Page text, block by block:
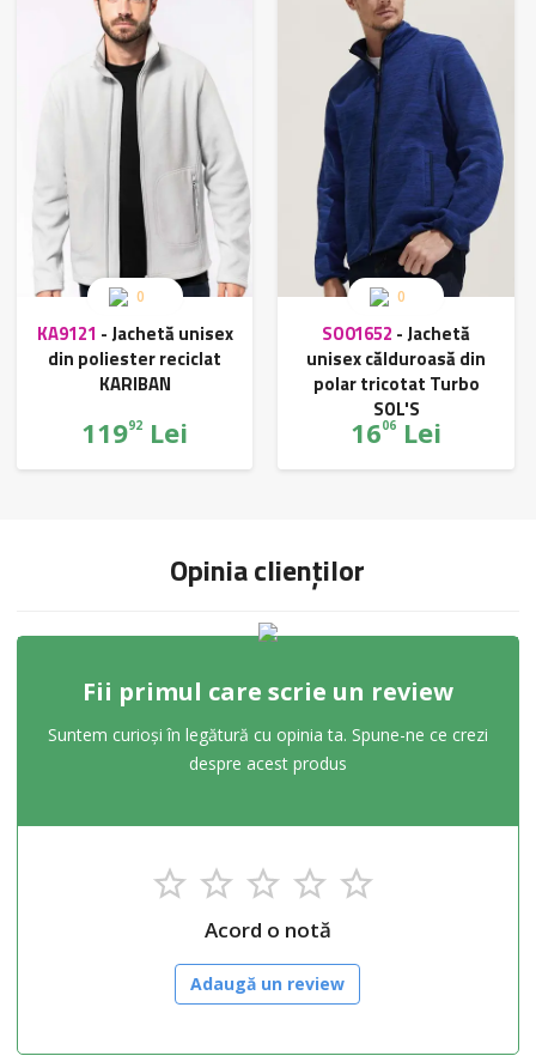
0
KA9121 -Jachetă unisex
din poliester reciclat
KARIBAN
11992 Lei
0
SO01652 -Jachetă
unisex călduroasă din
polar tricotat Turbo
SOL'S
1606 Lei
Opinia clienților
Fii primul care scrie un review
Suntem curioși în legătură cu opinia ta. Spune-ne ce crezi
despre acest produs
Acord o notă
Adaugă un review